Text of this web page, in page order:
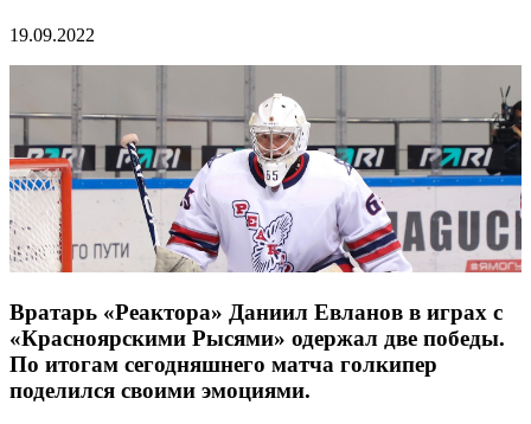
19.09.2022
Вратарь «Реактора» Даниил Евланов в играх с
«Красноярскими Рысями» одержал две победы.
По итогам сегодняшнего матча голкипер
поделился своими эмоциями.